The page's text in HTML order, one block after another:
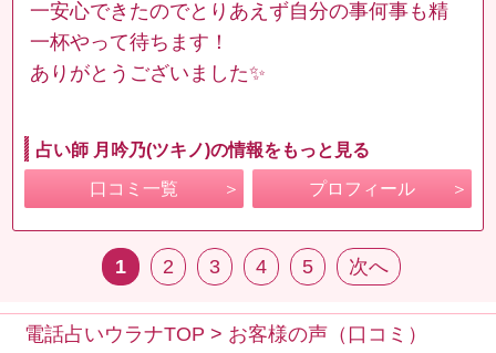
一安心できたのでとりあえず自分の事何事も精
一杯やって待ちます！
ありがとうございました✨
占い師 月吟乃(ツキノ)の情報をもっと見る
口コミ一覧 プロフィール
1 2 3 4 5 次へ
電話占いウラナTOP > お客様の声（口コミ）